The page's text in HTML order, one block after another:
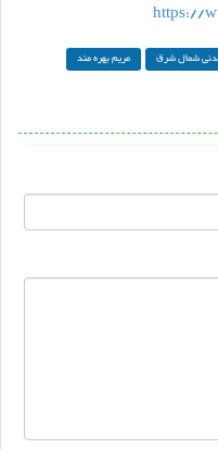
https://
شمال شرق مریم بهره مند